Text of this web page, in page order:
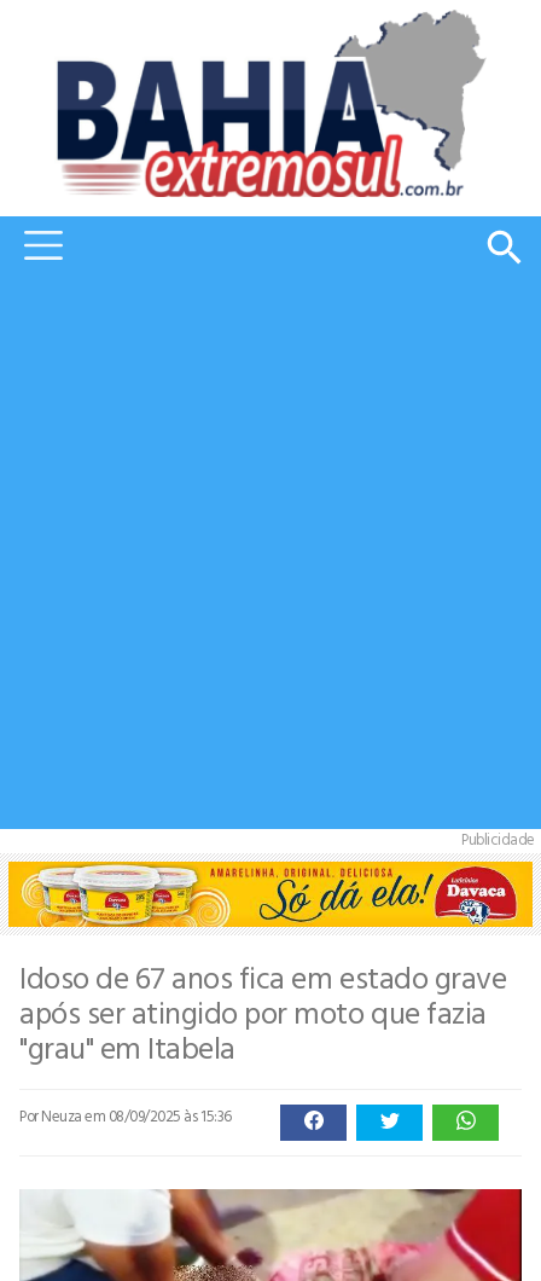
Publicidade
Idoso de 67 anos fica em estado grave
após ser atingido por moto que fazia
"grau" em Itabela
Por Neuzaem 08/09/2025 às 15:36